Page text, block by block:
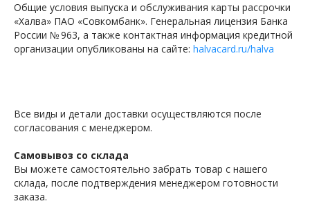
Общие условия выпуска и обслуживания карты рассрочки
«Халва» ПАО «Совкомбанк». Генеральная лицензия Банка
России № 963, а также контактная информация кредитной
организации опубликованы на сайте: halvacard.ru/halva
Все виды и детали доставки осуществляются после
согласования с менеджером.
Самовывоз со склада
Вы можете самостоятельно забрать товар с нашего
склада, после подтверждения менеджером готовности
заказа.